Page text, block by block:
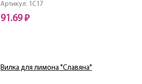
Артикул: 1C17
91.69 ₽
Вилка для лимона "Славяна"